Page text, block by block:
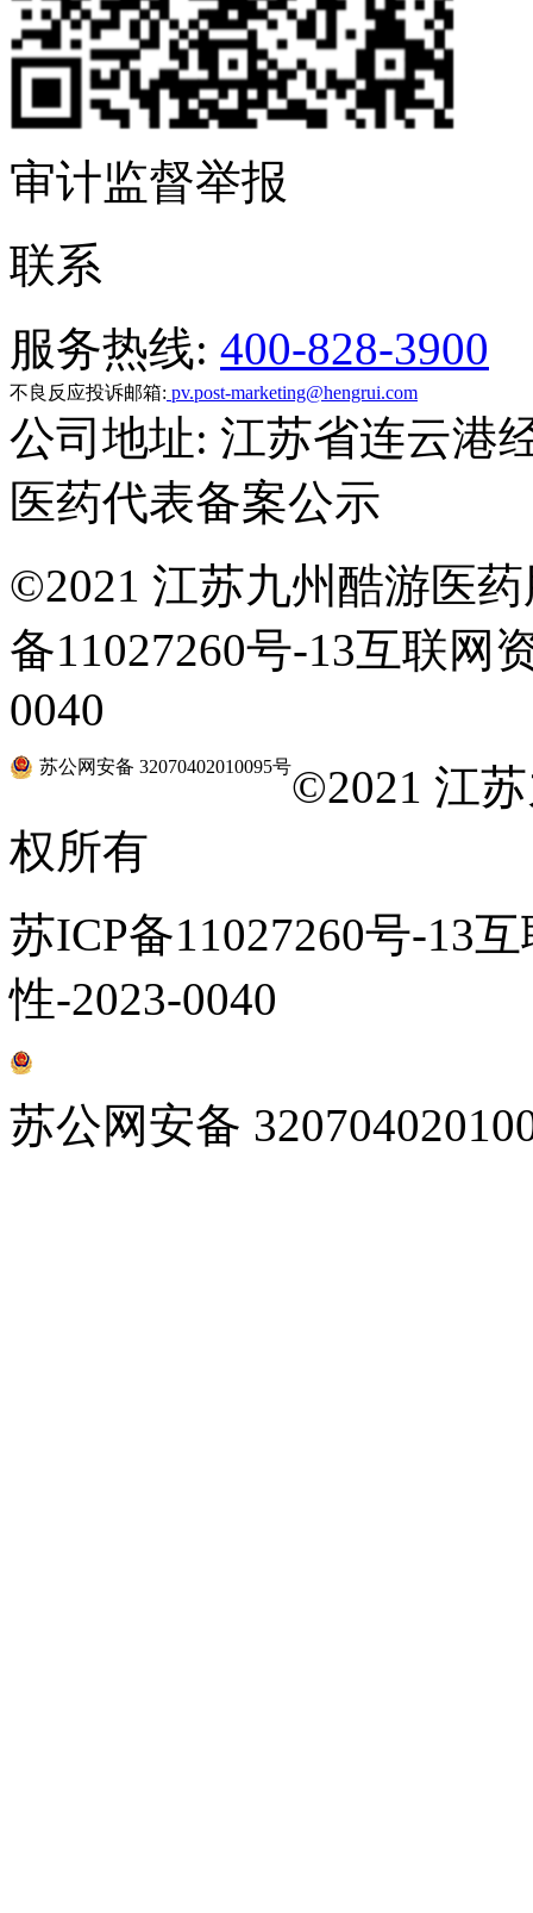
审计监督举报
联系
服务热线: 400-828-3900
不良反应投诉邮箱: pv.post-marketing@hengrui.com
公司地址: 江苏省连云港
医药代表备案公示
©2021 江苏九州酷游医
备11027260号-13互联网
0040
苏公网安备 32070402010095号©2021 江
权所有
苏ICP备11027260号-13
性-2023-0040
苏公网安备